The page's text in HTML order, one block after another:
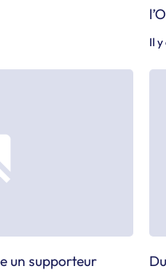
Il y
un supporteur